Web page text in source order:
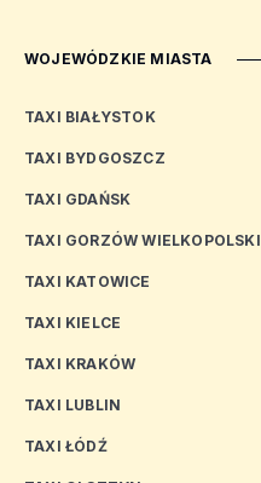
WOJEWÓDZKIE MIASTA
TAXI BIAŁYSTOK
TAXI BYDGOSZCZ
TAXI GDAŃSK
TAXI GORZÓW WIELKOPOLSKI
TAXI KATOWICE
TAXI KIELCE
TAXI KRAKÓW
TAXI LUBLIN
TAXI ŁÓDŹ